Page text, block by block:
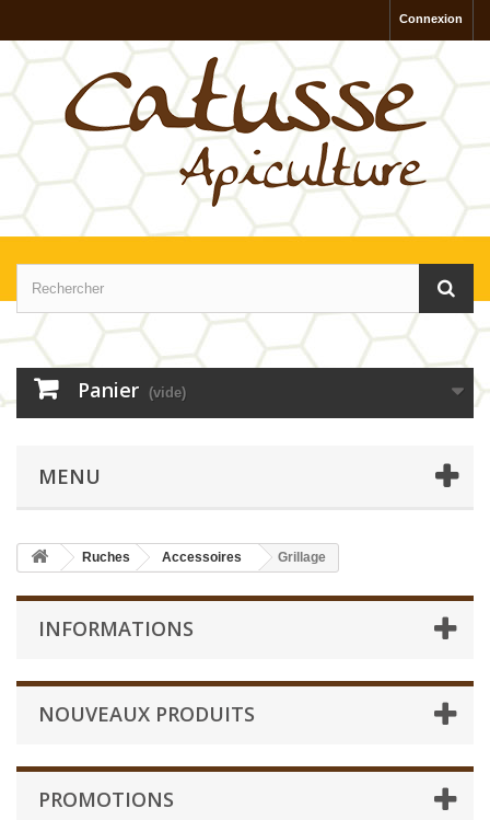
Connexion
Panier (vide)
MENU
Ruches Accessoires Grillage
INFORMATIONS
NOUVEAUX PRODUITS
PROMOTIONS